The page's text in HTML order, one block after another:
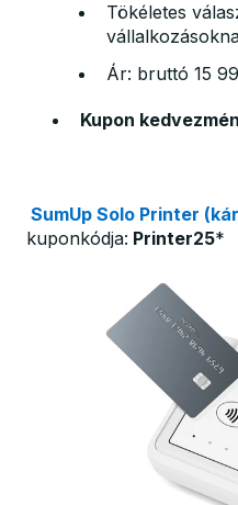
Tökéletes
Ár: bruttó 15
Kupon
SumUp Solo Printer
kuponkódja: Printer25*